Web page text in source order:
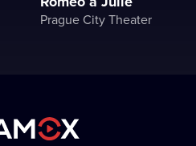
Prague City Theater